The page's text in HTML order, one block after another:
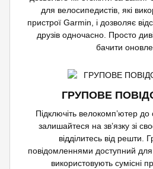
для велосипедистів, які
пристрої Garmin, і дозволяє
друзів одночасно. Просто
бачити
ГРУПОВЕ
Підключіть велокомп’ютер
залишайтеся на зв’язку зі
відділитесь від решти.
повідомленнями доступний для
використовують сумісні